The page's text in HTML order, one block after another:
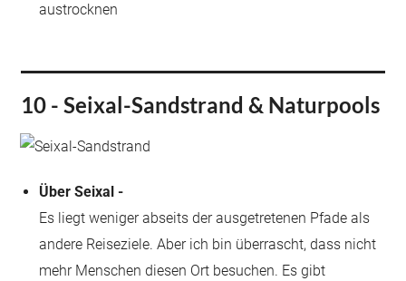
austrocknen
10 - Seixal-Sandstrand & Naturpools
Über Seixal -
Es liegt weniger abseits der ausgetretenen Pfade als
andere Reiseziele. Aber ich bin überrascht, dass nicht
mehr Menschen diesen Ort besuchen. Es gibt